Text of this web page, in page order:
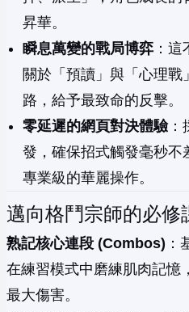
昇華。
瞬息萬變的戰局博弈 ：
關於「預讀」與「心理
路，給予最致命的反擊。
零延遲的網頁對決體驗：
發，確保招式觸發毫秒不
專業級的華麗操作。
邁向格鬥宗師的必修
熟記核心連段 (Combos) ：
在練習模式中磨練肌肉記憶
最大傷害。